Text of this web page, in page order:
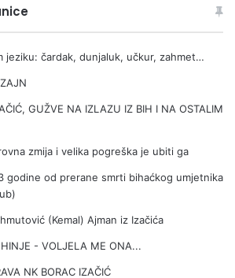
jeziku: čardak, dunjaluk, učkur, zahmet…
GUŽVE NA IZLAZU IZ BIH I NA OSTALIM
zmija i velika pogreška je ubiti ga
godine od prerane smrti bihaćkog umjetnika
(Kemal) Ajman iz Izačića
- VOLJELA ME ONA...
NK BORAC IZAČIĆ